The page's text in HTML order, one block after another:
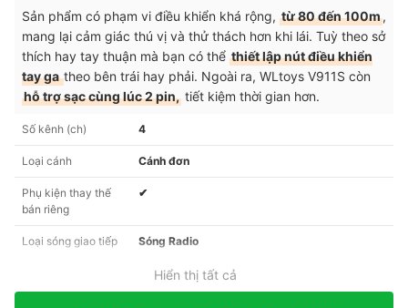
Sản phẩm có phạm vi điều khiển khá rộng, từ 80 đến 100m,
mang lại cảm giác thú vị và thử thách hơn khi lái. Tuỳ theo sở
thích hay tay thuận mà bạn có thể thiết lập nút điều khiển
tay gatheo bên trái hay phải. Ngoài ra, WLtoys V911S còn
hỗ trợ sạc cùng lúc 2 pin, tiết kiệm thời gian hơn.
Số kênh (ch) 4
Loại cánh Cánh đơn
Phụ kiện thay thế
bán riêng
✔︎
Loại sóng giao tiếp Sóng Radio
Hiển thị tất cả